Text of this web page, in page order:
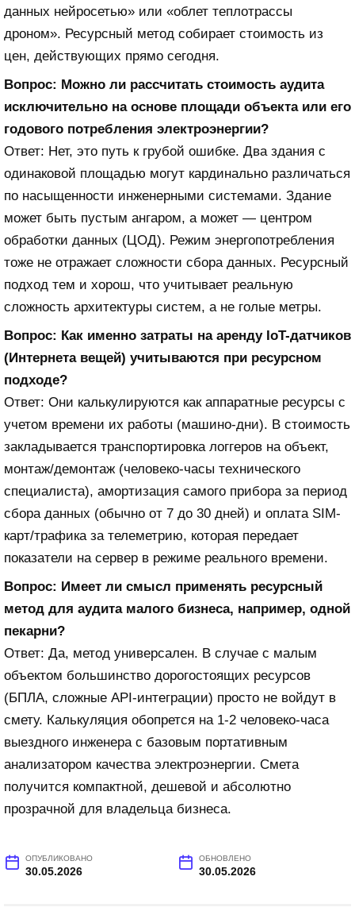
данных нейросетью» или «облет теплотрассы
дроном». Ресурсный метод собирает стоимость из
цен, действующих прямо сегодня.
Вопрос: Можно ли рассчитать стоимость аудита
исключительно на основе площади объекта или его
годового потребления электроэнергии?
Ответ: Нет, это путь к грубой ошибке. Два здания с
одинаковой площадью могут кардинально различаться
по насыщенности инженерными системами. Здание
может быть пустым ангаром, а может — центром
обработки данных (ЦОД). Режим энергопотребления
тоже не отражает сложности сбора данных. Ресурсный
подход тем и хорош, что учитывает реальную
сложность архитектуры систем, а не голые метры.
Вопрос: Как именно затраты на аренду IoT-датчиков
(Интернета вещей) учитываются при ресурсном
подходе?
Ответ: Они калькулируются как аппаратные ресурсы с
учетом времени их работы (машино-дни). В стоимость
закладывается транспортировка логгеров на объект,
монтаж/демонтаж (человеко-часы технического
специалиста), амортизация самого прибора за период
сбора данных (обычно от 7 до 30 дней) и оплата SIM-
карт/трафика за телеметрию, которая передает
показатели на сервер в режиме реального времени.
Вопрос: Имеет ли смысл применять ресурсный
метод для аудита малого бизнеса, например, одной
пекарни?
Ответ: Да, метод универсален. В случае с малым
объектом большинство дорогостоящих ресурсов
(БПЛА, сложные API-интеграции) просто не войдут в
смету. Калькуляция обопрется на 1-2 человеко-часа
выездного инженера с базовым портативным
анализатором качества электроэнергии. Смета
получится компактной, дешевой и абсолютно
прозрачной для владельца бизнеса.
ОПУБЛИКОВАНО
30.05.2026
ОБНОВЛЕНО
30.05.2026